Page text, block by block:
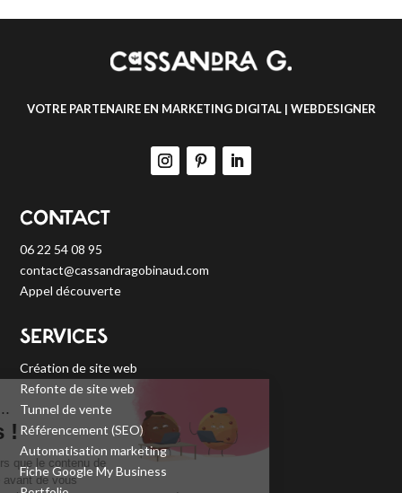
VOTRE PARTENAIRE EN MARKETING DIGITAL | WEBDESIGNER
CONTACT
06 22 54 08 95
contact@cassandragobinaud.com
Appel découverte
SERVICES
Création de site web
Refonte de site web
Tunnel de vente
Référencement (SEO)
Automatisation marketing
Fiche Google My Business